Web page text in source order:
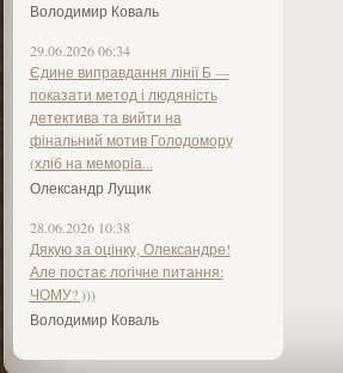
Володимир Коваль
29.06.2026 06:34
Єдине виправдання лінії Б —
показати метод і людяність
детектива та вийти на
фінальний мотив Голодомору
(хліб на меморіа...
Олександр Лущик
28.06.2026 10:38
Дякую за оцінку, Олександре!
Але постає логічне питання:
ЧОМУ? )))
Володимир Коваль